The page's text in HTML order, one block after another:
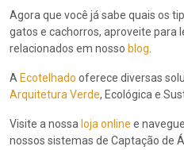
Agora que você já sabe quais os
gatos e cachorros, aproveite para
relacionados em nosso blog.
A Ecotelhado oferece diversas
Arquitetura Verde, Ecológica e
Visite a nossa loja online e
nossos sistemas de Captação de